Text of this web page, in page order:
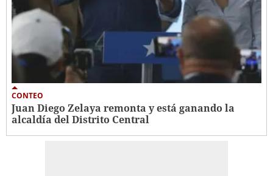
CONTEO
Juan Diego Zelaya remonta y está ganando la
alcaldía del Distrito Central